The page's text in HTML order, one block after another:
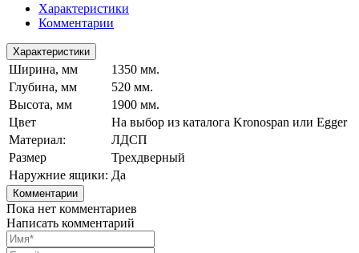
Характеристики
Комментарии
Характеристики
Ширина, мм
1350 мм.
Глубина, мм
520 мм.
Высота, мм
1900 мм.
Цвет
На выбор из каталога Kronospan или Egger
Материал:
ЛДСП
Размер
Трехдверный
Наружние ящики: Да
Комментарии
Пока нет комментариев
Написать комментарий